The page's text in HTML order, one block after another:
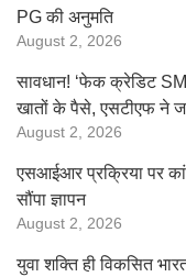
PG की अनुमति
August 2, 2026
सावधान! ‘फेक क्रेडिट
खातों के पैसे, एसटीएफ ने
August 2, 2026
एसआईआर प्रक्रिया पर
सौंपा ज्ञापन
August 2, 2026
युवा शक्ति ही विकसित